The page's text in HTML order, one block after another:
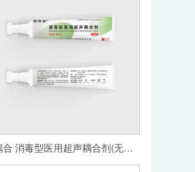
新偶合 消毒型医用超声耦合剂(无菌级)